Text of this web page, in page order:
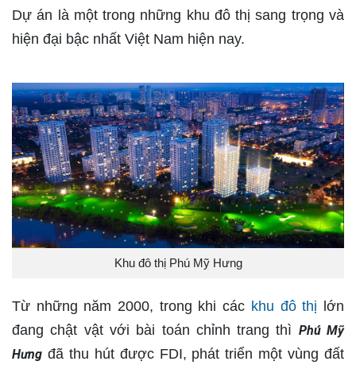
Dự án là một trong những khu đô thị sang trọng và
hiện đại bậc nhất Việt Nam hiện nay.
Khu đô thị Phú Mỹ Hưng
Từ những năm 2000, trong khi các khu đô thị lớn
đang chật vật với bài toán chỉnh trang thì Phú Mỹ
Hưng đã thu hút được FDI, phát triển một vùng đất